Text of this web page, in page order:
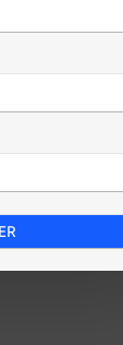
- Ensemble
$45.99